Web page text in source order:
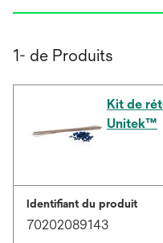
1- de Produits
Kit de
Unitek™
Identifiant du produit
70202089143